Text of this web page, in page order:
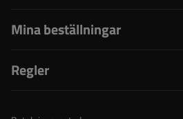
Mina beställningar
Regler